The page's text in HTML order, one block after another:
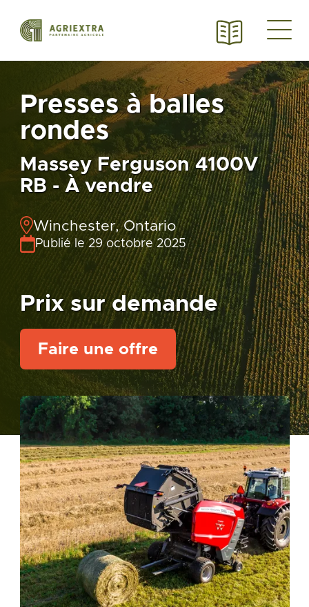
Presses à balles
rondes
Massey Ferguson 4100V
RB - À vendre
Winchester, Ontario
Publié le 29 octobre 2025
Prix sur demande
Faire une offre